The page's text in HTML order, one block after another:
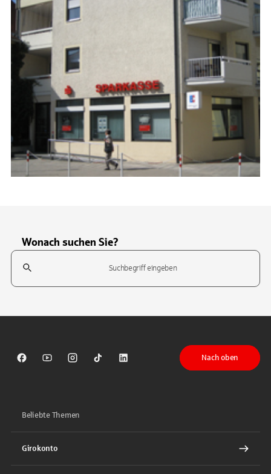
Wonach suchen Sie?
Suchfeld
Sparkasse auf Facebook
Sparkasse auf Youtube
Sparkasse auf Instagram
Sparkasse auf TikTok
Sparkasse auf LinkedIn
Nach oben
Beliebte Themen
Girokonto